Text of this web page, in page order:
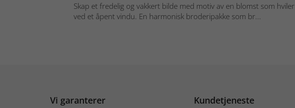
Skap et fredelig og vakkert bilde med motiv av en blomst som hviler
ved et åpent vindu. En harmonisk broderipakke som br...
Vi garanterer Kundetjeneste